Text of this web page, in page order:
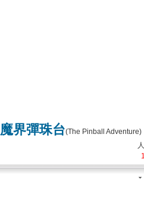
魔界彈珠台(The Pinball Adventure)